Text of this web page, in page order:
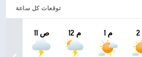
توقعات كل ساعة
11 ص 12 م 1 م